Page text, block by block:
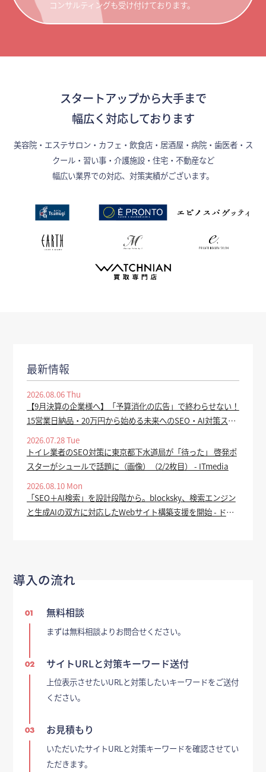
コンサルティングも受け付けております。
スタートアップから大手まで
幅広く対応しております
美容院・エステサロン・カフェ・飲食店・居酒屋・病院・歯医者・ス
クール・習い事・介護施設・住宅・不動産など
幅広い業界での対応、対策実績がございます。
最新情報
2026.08.06 Thu
【9月決算の企業様へ】「予算消化の広告」で終わらせない！
15営業日納品・20万円から始める未来へのSEO・AI対策スタ
2026.07.28 Tue
トイレ業者のSEO対策に東京都下水道局が「待った」 啓発ポ
スターがシュールで話題に（画像）（2/2枚目） - ITmedia
2026.08.10 Mon
「SEO＋AI検索」を設計段階から。blocksky、検索エンジン
と生成AIの双方に対応したWebサイト構築支援を開始 - ドリ
導入の流れ
01 無料相談
まずは無料相談よりお問合せください。
02 サイトURLと対策キーワード送付
上位表示させたいURLと対策したいキーワードをご送付
ください。
03 お見積もり
いただいたサイトURLと対策キーワードを確認させてい
ただきます。